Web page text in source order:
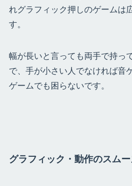
れグラフィック押しのゲームは
す。
幅が長いと言っても両手で持っ
で、手が小さい人でなければ音
ゲームでも困らないです。
グラフィック・動作のスムー